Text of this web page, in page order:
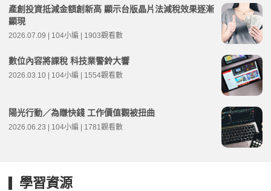
產創投資抵減金額創新高 顯示台版晶片法減稅效果逐漸
顯現
2026.07.09 | 104小編 | 1903觀看數
數位內容將課稅 科技業警鈴大響
2026.03.10 | 104小編 | 1554觀看數
陽光行動／為賺快錢 工作價值觀被扭曲
2026.06.23 | 104小編 | 1781觀看數
學習資源